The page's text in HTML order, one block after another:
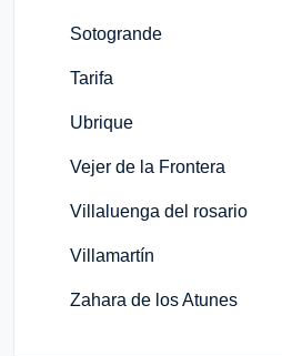
Sotogrande
Tarifa
Ubrique
Vejer de la Frontera
Villaluenga del rosario
Villamartín
Zahara de los Atunes